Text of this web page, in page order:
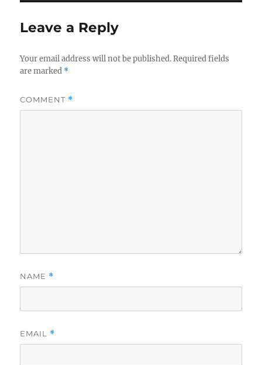
Leave a Reply
Your email address will not be published. Required fields
are marked *
COMMENT *
NAME *
EMAIL *